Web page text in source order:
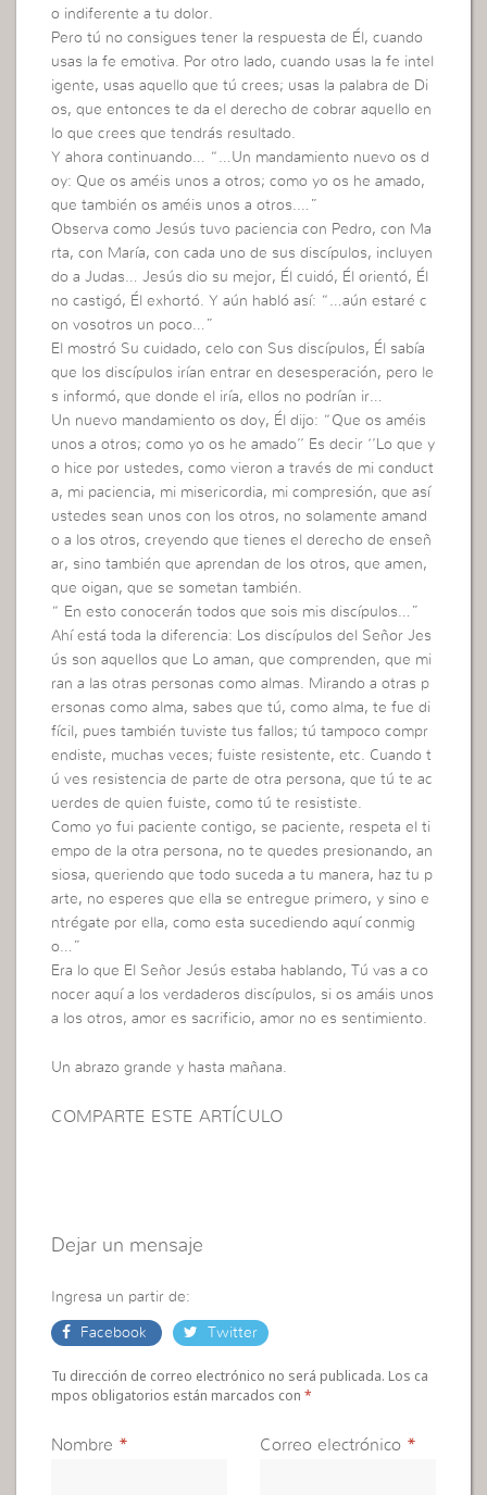
o indiferente a tu dolor.
Pero tú no consigues tener la respuesta de Él, cuando
usas la fe emotiva. Por otro lado, cuando usas la fe intel
igente, usas aquello que tú crees; usas la palabra de Di
os, que entonces te da el derecho de cobrar aquello en
lo que crees que tendrás resultado.
Y ahora continuando… “…Un mandamiento nuevo os d
oy: Que os améis unos a otros; como yo os he amado,
que también os améis unos a otros.…”
Observa como Jesús tuvo paciencia con Pedro, con Ma
rta, con María, con cada uno de sus discípulos, incluyen
do a Judas… Jesús dio su mejor, Él cuidó, Él orientó, Él
no castigó, Él exhortó. Y aún habló así: “…aún estaré c
on vosotros un poco…”
El mostró Su cuidado, celo con Sus discípulos, Él sabía
que los discípulos irían entrar en desesperación, pero le
s informó, que donde el iría, ellos no podrían ir…
Un nuevo mandamiento os doy, Él dijo: “Que os améis
unos a otros; como yo os he amado’’ Es decir ‘’Lo que y
o hice por ustedes, como vieron a través de mi conduct
a, mi paciencia, mi misericordia, mi compresión, que así
ustedes sean unos con los otros, no solamente amand
o a los otros, creyendo que tienes el derecho de enseñ
ar, sino también que aprendan de los otros, que amen,
que oigan, que se sometan también.
“ En esto conocerán todos que sois mis discípulos…”
Ahí está toda la diferencia: Los discípulos del Señor Jes
ús son aquellos que Lo aman, que comprenden, que mi
ran a las otras personas como almas. Mirando a otras p
ersonas como alma, sabes que tú, como alma, te fue di
fícil, pues también tuviste tus fallos; tú tampoco compr
endiste, muchas veces; fuiste resistente, etc. Cuando t
ú ves resistencia de parte de otra persona, que tú te ac
uerdes de quien fuiste, como tú te resististe.
Como yo fui paciente contigo, se paciente, respeta el ti
empo de la otra persona, no te quedes presionando, an
siosa, queriendo que todo suceda a tu manera, haz tu p
arte, no esperes que ella se entregue primero, y sino e
ntrégate por ella, como esta sucediendo aquí conmig
o…”
Era lo que El Señor Jesús estaba hablando, Tú vas a co
nocer aquí a los verdaderos discípulos, si os amáis unos
a los otros, amor es sacrificio, amor no es sentimiento.
Un abrazo grande y hasta mañana.
COMPARTE ESTE ARTÍCULO
Dejar un mensaje
Ingresa un partir de:
Facebook Twitter
Tu dirección de correo electrónico no será publicada. Los ca
mpos obligatorios están marcados con*
Nombre * Correo electrónico *